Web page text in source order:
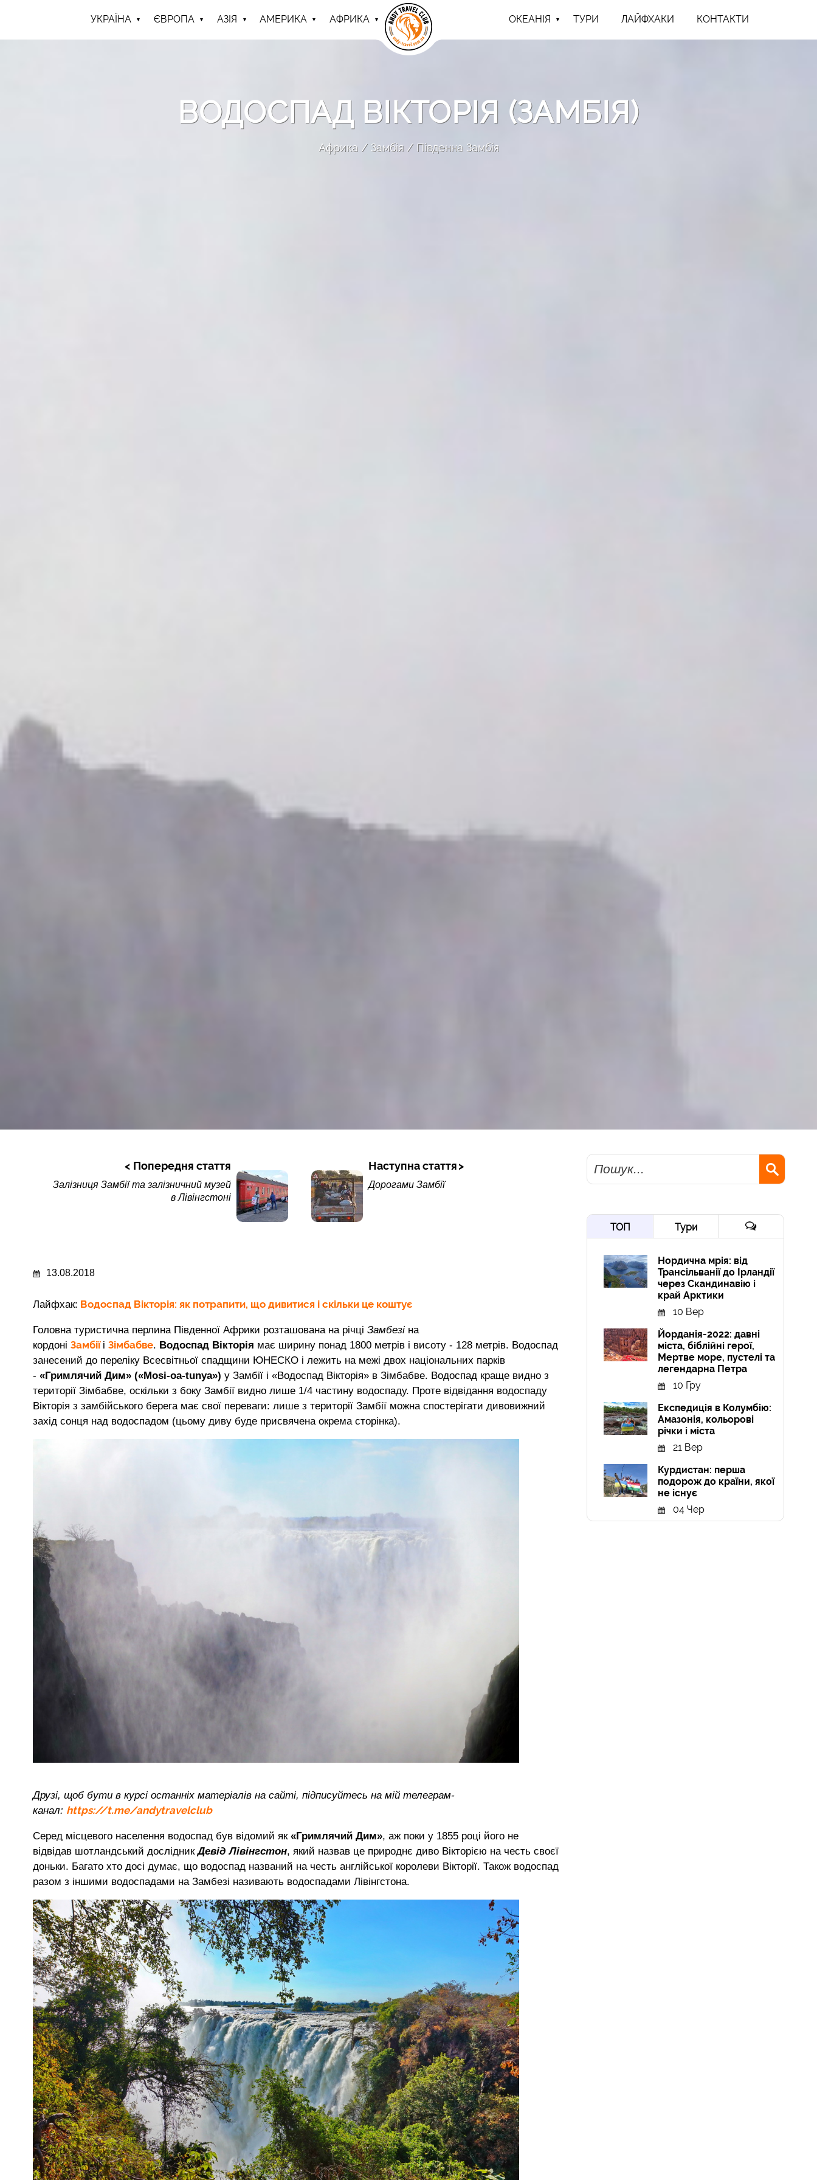
УКРАЇНА ЄВРОПА АЗІЯ АМЕРИКА АФРИКА ОКЕАНІЯ ТУРИ ЛАЙФХАКИ КОНТАКТИ
ВОДОСПАД ВІКТОРІЯ (ЗАМБІЯ)
Африка Замбія Південна Замбія
Попередня стаття
Залізниця Замбії та залізничний музей
в Лівінгстоні
Наступна стаття
Дорогами Замбії
13.08.2018
Лайфхак: Водоспад Вікторія: як потрапити, що дивитися і скільки це коштує
Головна туристична перлина Південної Африки розташована на річці Замбезі на
кордоні Замбії і Зімбабве. Водоспад Вікторія має ширину понад 1800 метрів і висоту - 128 метрів. Водоспад
занесений до переліку Всесвітньої спадщини ЮНЕСКО і лежить на межі двох національних парків
- «Гримлячий Дим» («Mosi-oa-tunya») у Замбії і «Водоспад Вікторія» в Зімбабве. Водоспад краще видно з
території Зімбабве, оскільки з боку Замбії видно лише 1/4 частину водоспаду. Проте відвідання водоспаду
Вікторія з замбійського берега має свої переваги: лише з території Замбії можна спостерігати дивовижний
захід сонця над водоспадом (цьому диву буде присвячена окрема сторінка).
Друзі, щоб бути в курсі останніх матеріалів на сайті, підписуйтесь на мій телеграм-
канал: https://t.me/andytravelclub
Серед місцевого населення водоспад був відомий як «Гримлячий Дим», аж поки у 1855 році його не
відвідав шотландський дослідникДевід Лівінгстон, який назвав це природнє диво Вікторією на честь своєї
доньки. Багато хто досі думає, що водоспад названий на честь англійської королеви Вікторії. Також водоспад
разом з іншими водоспадами на Замбезі називають водоспадами Лівінгстона.
Пошук
ТОП Тури
Нордична мрія: від
Трансільванії до Ірландії
через Скандинавію і
край Арктики
10 Вер
Йорданія-2022: давні
міста, біблійні герої,
Мертве море, пустелі та
легендарна Петра
10 Гру
Експедиція в Колумбію:
Амазонія, кольорові
річки і міста
21 Вер
Курдистан: перша
подорож до країни, якої
не існує
04 Чер